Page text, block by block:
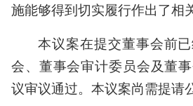
施能够得到切实履行作出了相
本议案在提交董事会前
会、董事会审计委员会及董
议审议通过。本议案尚需提请